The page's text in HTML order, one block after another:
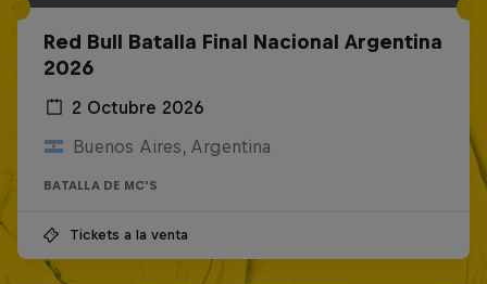
Red Bull Batalla Final Nacional Argentina
2026
2 Octubre 2026
Buenos Aires, Argentina
BATALLA DE MC'S
Tickets a la venta